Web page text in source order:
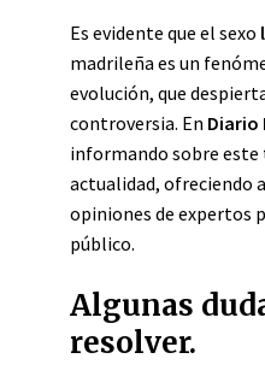
Es evidente que el sexo
madrileña es un
evolución, que
controversia. En Diario
informando sobre
actualidad, ofreciendo
opiniones de expertos
público.
Algunas
resolver.